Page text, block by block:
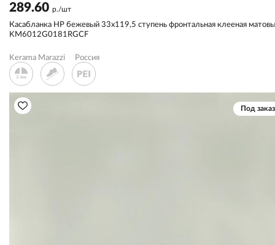
289.60 р./шт
Касабланка HP бежевый 33х119,5 ступень фронтальная клееная
KM6012G0181RGCF
Kerama Marazzi Россия
Под заказ